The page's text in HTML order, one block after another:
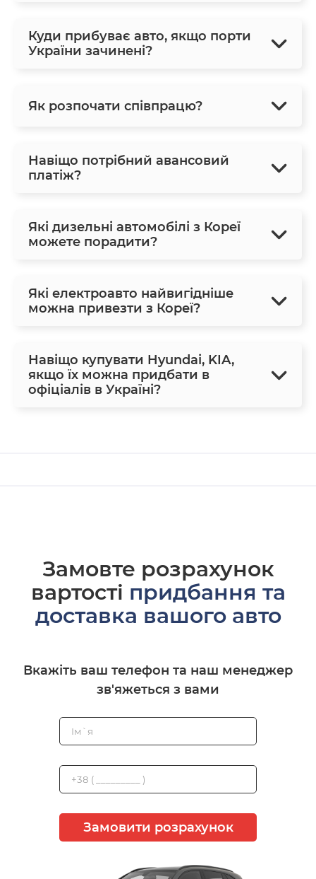
Куди прибуває авто, якщо порти
України зачинені?
Як розпочати співпрацю?
Навіщо потрібний авансовий
платіж?
Які дизельні автомобілі з Кореї
можете порадити?
Які електроавто найвигідніше
можна привезти з Кореї?
Навіщо купувати Hyundai, KIA,
якщо їх можна придбати в
офіціалів в Україні?
Замовте розрахунок
вартості придбання та
доставка вашого авто
Вкажіть ваш телефон та наш менеджер
зв'яжеться з вами
Замовити розрахунок